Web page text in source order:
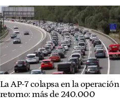
La AP-7 colapsa en la operación
retorno: más de 240.000